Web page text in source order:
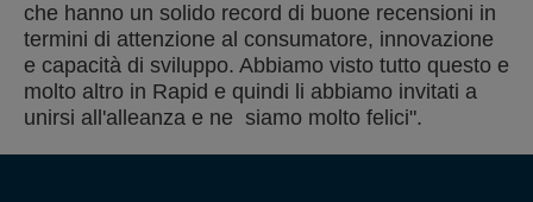
che hanno un solido record di buone recensioni in
termini di attenzione al consumatore, innovazione
e capacità di sviluppo. Abbiamo visto tutto questo e
molto altro in Rapid e quindi li abbiamo invitati a
unirsi all'alleanza e ne siamo molto felici".